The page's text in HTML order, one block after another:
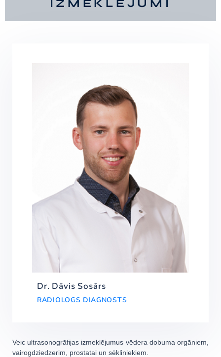
IZMEKLĒJUMI
Dr. Dāvis Sosārs
RADIOLOGS DIAGNOSTS
Veic ultrasonogrāfijas izmeklējumus vēdera dobuma orgāniem,
vairogdziedzerim, prostatai un sēkliniekiem.